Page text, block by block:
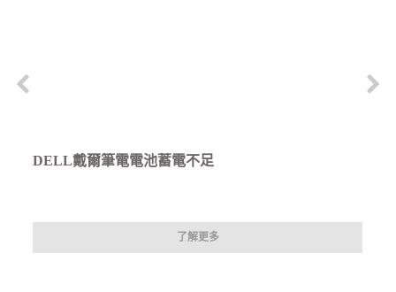
DELL戴爾筆電電池蓄電不足
了解更多